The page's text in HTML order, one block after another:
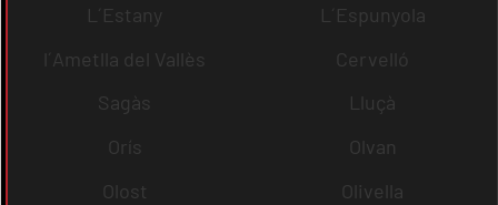
L´Estany
L´Espunyola
l´Ametlla del Vallès
Cervelló
Sagàs
Lluçà
Orís
Olvan
Olost
Olivella